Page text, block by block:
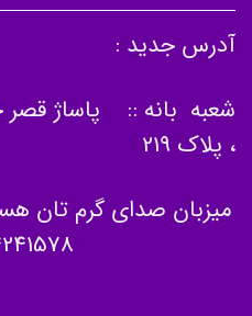
آدرس جدید :
شعبه بانه :: پاساژ قصر
، پلاک 219
میزبان صدای گرم تان